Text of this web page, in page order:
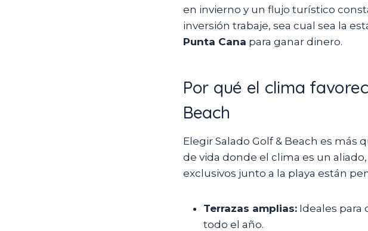
en invierno y un flujo turístico
inversión trabaje, sea cual sea la
Punta Cana para ganar dinero.
Por qué el clima
Beach
Elegir Salado Golf & Beach es
de vida donde el clima es un
exclusivos junto a la playa están
Terrazas amplias: Ideales para
todo el año.